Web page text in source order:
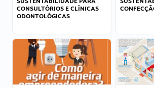
CONSULTÓRIOS E CLÍNICAS
ODONTOLÓGICAS